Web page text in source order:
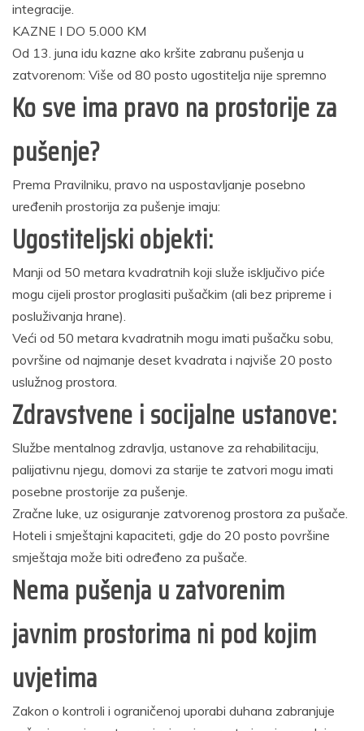
integracije.
KAZNE I DO 5.000 KM
Od 13. juna idu kazne ako kršite zabranu pušenja u
zatvorenom: Više od 80 posto ugostitelja nije spremno
Ko sve ima pravo na prostorije za
pušenje?
Prema Pravilniku, pravo na uspostavljanje posebno
uređenih prostorija za pušenje imaju:
Ugostiteljski objekti:
Manji od 50 metara kvadratnih koji služe isključivo piće
mogu cijeli prostor proglasiti pušačkim (ali bez pripreme i
posluživanja hrane).
Veći od 50 metara kvadratnih mogu imati pušačku sobu,
površine od najmanje deset kvadrata i najviše 20 posto
uslužnog prostora.
Zdravstvene i socijalne ustanove:
Službe mentalnog zdravlja, ustanove za rehabilitaciju,
palijativnu njegu, domovi za starije te zatvori mogu imati
posebne prostorije za pušenje.
Zračne luke, uz osiguranje zatvorenog prostora za pušače.
Hoteli i smještajni kapaciteti, gdje do 20 posto površine
smještaja može biti određeno za pušače.
Nema pušenja u zatvorenim
javnim prostorima ni pod kojim
uvjetima
Zakon o kontroli i ograničenoj uporabi duhana zabranjuje